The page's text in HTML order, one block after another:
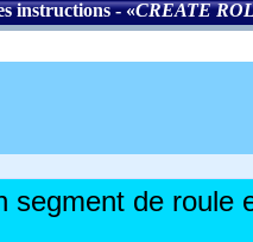
instructions- «CREATE
segment de roule